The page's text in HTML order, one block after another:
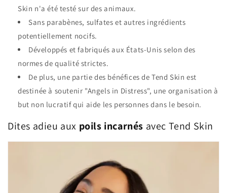
Skin n'a été testé sur des animaux.
Sans parabènes, sulfates et autres ingrédients
potentiellement nocifs.
Développés et fabriqués aux États-Unis selon des
normes de qualité strictes.
De plus, une partie des bénéfices de Tend Skin est
destinée à soutenir "Angels in Distress", une organisation à
but non lucratif qui aide les personnes dans le besoin.
Dites adieu aux poils incarnés avec Tend Skin